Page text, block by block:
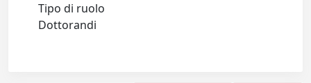
Tipo di ruolo
Dottorandi